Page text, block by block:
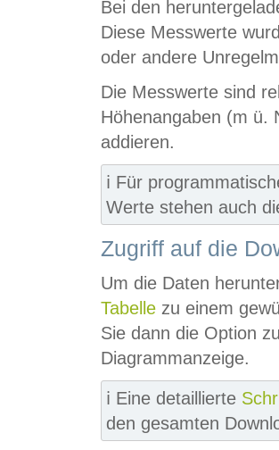
Bei den
Diese Messwerte
oder andere
Die Messwerte sind
Höhenangaben (m ü.
addieren.
ℹ️ Für
Werte stehen auch
Zugriff auf die
Um die Daten
Tabelle zu einem
Sie dann die Option
Diagrammanzeige.
ℹ️ Eine detaillierte
den gesamten